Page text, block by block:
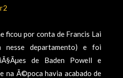
ficou por conta de Francis Lai
nesse departamento) e foi
de Baden Powell e
na Ã©poca havia acabado de